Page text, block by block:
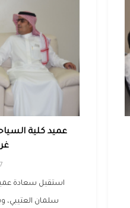
عميد كلية
7 أكتوبر 2025
استقبل سعادة عميد
سلمان العتيبي،